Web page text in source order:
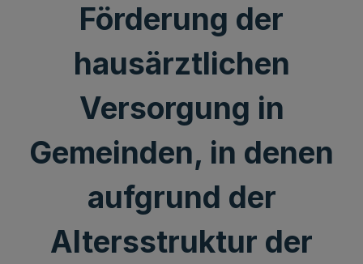
Förderung der
hausärztlichen
Versorgung in
Gemeinden, in denen
aufgrund der
Altersstruktur der